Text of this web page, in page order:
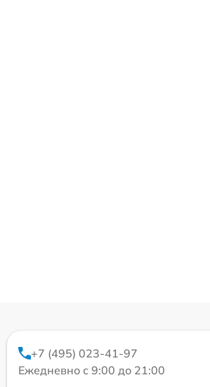
+7 (495) 023-41-97
Ежедневно с 9:00 до 21:00